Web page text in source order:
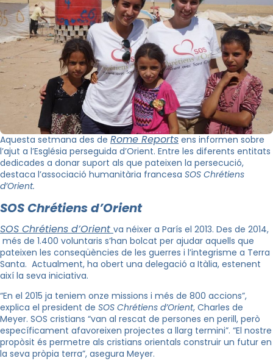
Aquesta setmana des de Rome Reports ens informen sobre
l’ajut a l’Església perseguida d’Orient. Entre les diferents entitats
dedicades a donar suport als que pateixen la persecució,
destaca l’associació humanitària francesa SOS Chrétiens
d’Orient.
SOS Chrétiens d’Orient
SOS Chrétiens d’Orient va néixer a París el 2013. Des de 2014,
més de 1.400 voluntaris s’han bolcat per ajudar aquells que
pateixen les conseqüències de les guerres i l’integrisme a Terra
Santa. Actualment, ha obert una delegació a Itàlia, estenent
així la seva iniciativa.
“En el 2015 ja teniem onze missions i més de 800 accions”,
explica el president de SOS Chrétiens d’Orient, Charles de
Meyer. SOS cristians “van al rescat de persones en perill, però
específicament afavoreixen projectes a llarg termini”. “El nostre
propòsit és permetre als cristians orientals construir un futur en
la seva pròpia terra”, asegura Meyer.